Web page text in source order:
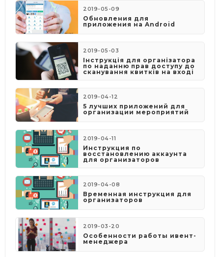
2019-05-09
​Обновления для
приложения на Android
2019-05-03
​Інструкція для організатора
по наданню прав доступу до
сканування квитків на вході
2019-04-12
5 лучших приложений для
организации мероприятий
2019-04-11
Инструкция по
восстановлению аккаунта
для организаторов
2019-04-08
​Временная инструкция для
организаторов
2019-03-20
Особенности работы ивент-
менеджера